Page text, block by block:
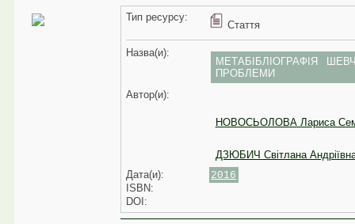
Тип реcурсу:
Стаття
Назва(и):
МЕТАБІБЛІОГРАФІЯ
ПРОБЛЕМИ
Автор(и):
НОВОСЬОЛОВА Лариса
ДЗЮБИЧ Світлана
Дата(и):
2016
ISBN:
DOI: